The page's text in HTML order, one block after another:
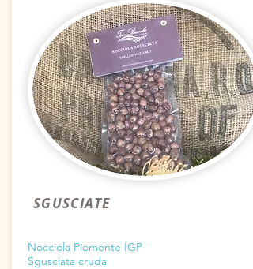
SGUSCIATE
Nocciola Piemonte IGP
Sgusciata cruda